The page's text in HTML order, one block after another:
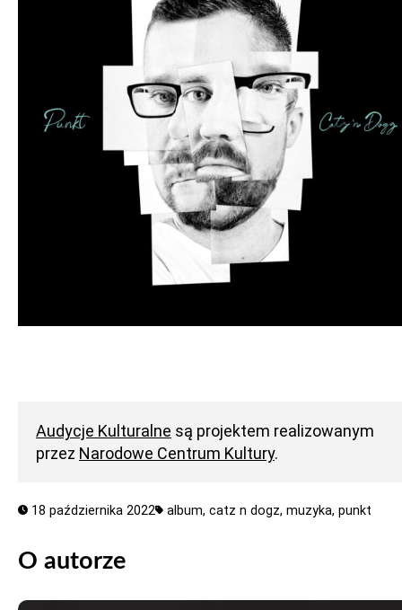
Audycje Kulturalne są projektem realizowanym
przez Narodowe Centrum Kultury.
18 października 2022 album,catz n dogz,muzyka,punkt
O autorze